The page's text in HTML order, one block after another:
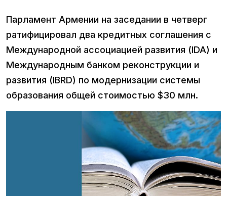
Парламент Армении на заседании в четверг
ратифицировал два кредитных соглашения с
Международной ассоциацией развития (IDA) и
Международным банком реконструкции и
развития (IBRD) по модернизации системы
образования общей стоимостью $30 млн.